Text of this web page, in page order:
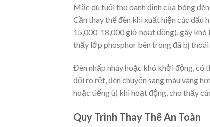
Mặc dù tuổi thọ danh định của bóng
Cần thay thế đèn khi xuất hiện các dấu
15,000-18,000 giờ hoạt động), gây khó
thấy lớp phosphor bên trong đã bị thoái
Đèn nhấp nháy hoặc khó khởi động, có
đổi rõ rệt, đèn chuyển sang màu vàng
hoặc tiếng ù) khi hoạt động, cho thấy
Quy Trình Thay Thế An Toàn